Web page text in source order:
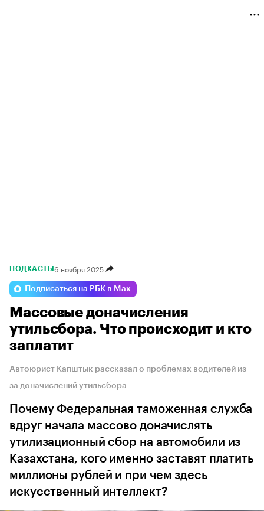
ПОДКАСТЫ 6 ноября 2025
Подписаться на РБК в Max
Массовые доначисления
утильсбора. Что происходит и кто
заплатит
Автоюрист Капштык рассказал о проблемах водителей из-
за доначислений утильсбора
Почему Федеральная таможенная служба
вдруг начала массово доначислять
утилизационный сбор на автомобили из
Казахстана, кого именно заставят платить
миллионы рублей и при чем здесь
искусственный интеллект?